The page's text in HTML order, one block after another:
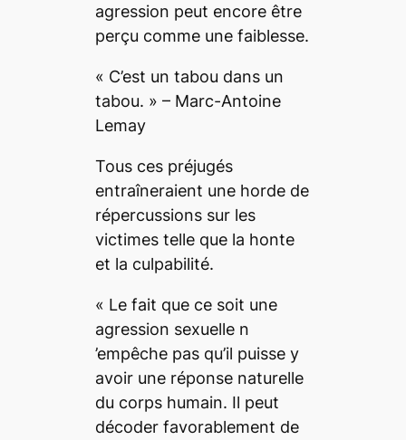
agression peut encore être
perçu comme une faiblesse.
« C’est un tabou dans un
tabou. » – Marc-Antoine
Lemay
Tous ces préjugés
entraîneraient une horde de
répercussions sur les
victimes telle que la honte
et la culpabilité.
« Le fait que ce soit une
agression sexuelle n
’empêche pas qu’il puisse y
avoir une réponse naturelle
du corps humain. Il peut
décoder favorablement de